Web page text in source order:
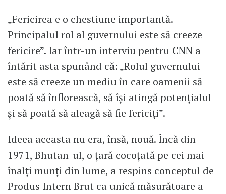
„Fericirea e o chestiune importantă.
Principalul rol al guvernului este să creeze
fericire”. Iar într-un interviu pentru CNN a
întărit asta spunând că: „Rolul guvernului
este să creeze un mediu în care oamenii să
poată să înflorească, să îşi atingă potenţialul
şi să poată să aleagă să fie fericiţi”.
Ideea aceasta nu era, însă, nouă. Încă din
1971, Bhutan-ul, o ţară cocoţată pe cei mai
înalţi munţi din lume, a respins conceptul de
Produs Intern Brut ca unică măsurătoare a